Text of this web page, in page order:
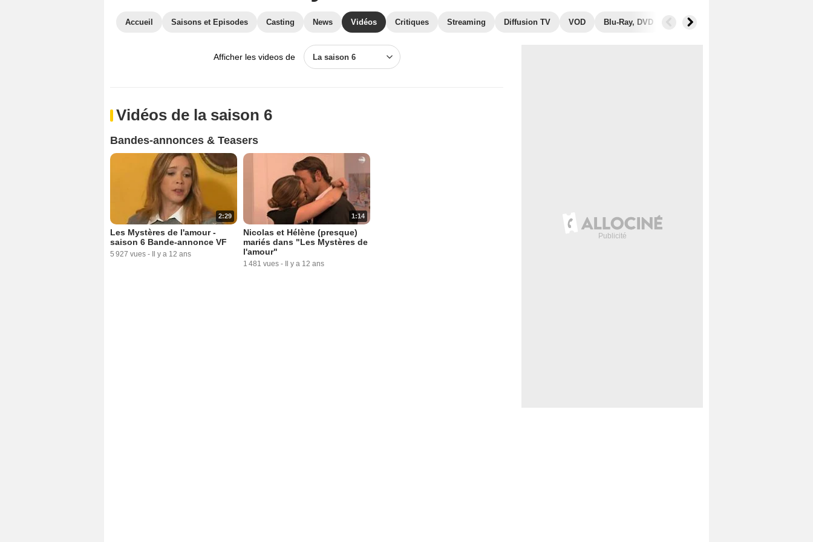
Accueil Saisons et Episodes Casting News Vidéos Critiques Streaming Diffusion TV VOD Blu-Ray, DVD Photos
Afficher les videos de La saison 6
Vidéos de la saison 6
Bandes-annonces & Teasers
2:29
Les Mystères de l'amour -
saison 6 Bande-annonce VF
5 927 vues - Il y a 12 ans
1:14
Nicolas et Hélène (presque)
mariés dans "Les Mystères de
l'amour"
1 481 vues - Il y a 12 ans